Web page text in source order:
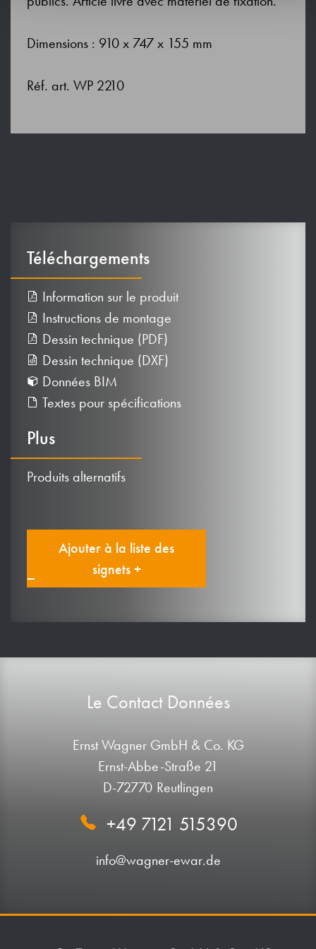
Dimensions : 910 x 747 x 155 mm
Réf. art. WP 2210
Téléchargements
Information sur le produit
Instructions de montage
Dessin technique (PDF)
Dessin technique (DXF)
Données BIM
Textes pour spécifications
Plus
Produits alternatifs
Ajouter à la liste des
signets +
Le Contact Données
Ernst Wagner GmbH & Co. KG
Ernst-Abbe-Straße 21
D-72770 Reutlingen
+49 7121 515390
info@wagner-ewar.de